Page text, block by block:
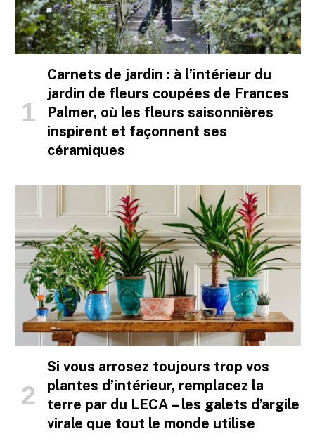
Carnets de jardin : à l’intérieur du
jardin de fleurs coupées de Frances
Palmer, où les fleurs saisonnières
inspirent et façonnent ses
céramiques
Si vous arrosez toujours trop vos
plantes d’intérieur, remplacez la
terre par du LECA – les galets d’argile
virale que tout le monde utilise